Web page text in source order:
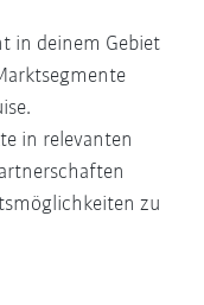
in deinem Gebiet
in relevanten
zu